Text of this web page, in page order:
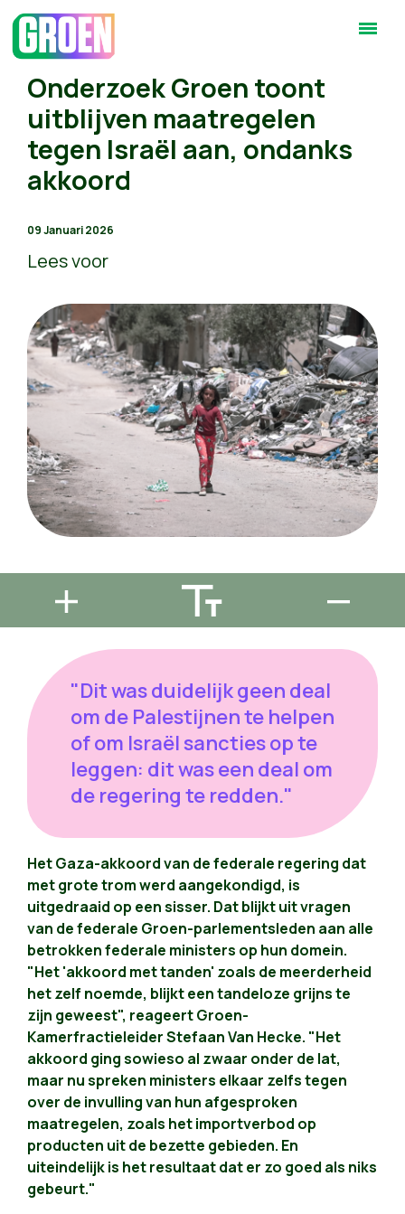
Onderzoek Groen toont
uitblijven maatregelen
tegen Israël aan, ondanks
akkoord
09 Januari 2026
Lees voor
"Dit was duidelijk geen deal
om de Palestijnen te helpen
of om Israël sancties op te
leggen: dit was een deal om
de regering te redden."
Het Gaza-akkoord van de federale regering dat
met grote trom werd aangekondigd, is
uitgedraaid op een sisser. Dat blijkt uit vragen
van de federale Groen-parlementsleden aan alle
betrokken federale ministers op hun domein.
"Het 'akkoord met tanden' zoals de meerderheid
het zelf noemde, blijkt een tandeloze grijns te
zijn geweest", reageert Groen-
Kamerfractieleider Stefaan Van Hecke. "Het
akkoord ging sowieso al zwaar onder de lat,
maar nu spreken ministers elkaar zelfs tegen
over de invulling van hun afgesproken
maatregelen, zoals het importverbod op
producten uit de bezette gebieden. En
uiteindelijk is het resultaat dat er zo goed als niks
gebeurt."